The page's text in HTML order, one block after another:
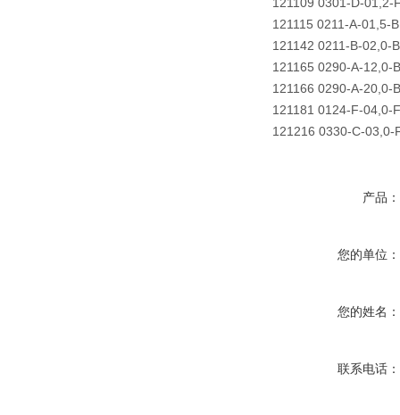
121115 0211-A-01,5-
121142 0211-B-02,0-
121165 0290-A-12,0-
121166 0290-A-20,0-
121181 0124-F-04,0-
121216 0330-C-03,0-
产品：
您的单位：
您的姓名：
联系电话：